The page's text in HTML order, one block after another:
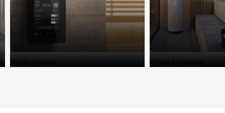
Pirties prekės Pirties krosnelės